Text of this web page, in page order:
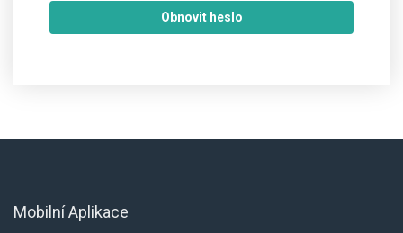
Obnovit heslo
Mobilní Aplikace